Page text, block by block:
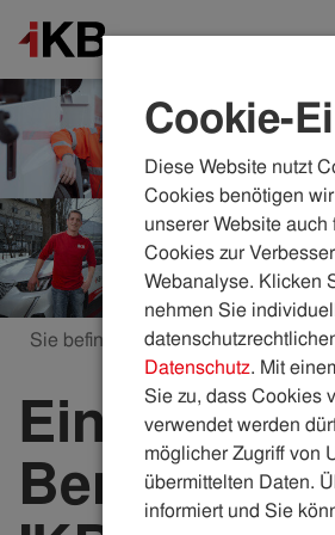
Sie befinden sich hier: ikb.at
Einblicke
Cookie-
Diese Website nutzt
Cookies benötigen
unserer Website
Cookies zur
Webanalyse. Klicken
nehmen Sie
Datenschutz. Mit
Sie zu, dass Cookies
verwendet werden
möglicher Zugriff von
übermittelten Daten.
informiert und Sie